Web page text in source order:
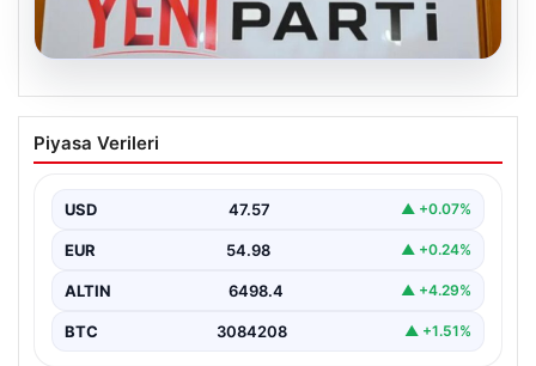
Özgür Özel’den Türkiye’nin Tüm
Demokratlarına Yeni Parti Çağrısı
Meclis'te gerçekleştirdiği ilk grup toplantısında önemli
açıklamalarda…
Piyasa Verileri
USD 47.57 ▲ +0.07%
EUR 54.98 ▲ +0.24%
ALTIN 6498.4 ▲ +4.29%
BTC 3084208 ▲ +1.51%